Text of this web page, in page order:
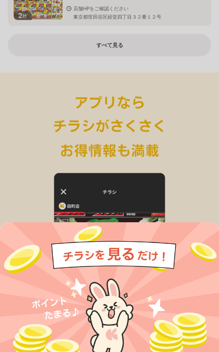
2枚
店舗HPをご確認ください
東京都世田谷区経堂四丁目３２番１２号
すべて見る